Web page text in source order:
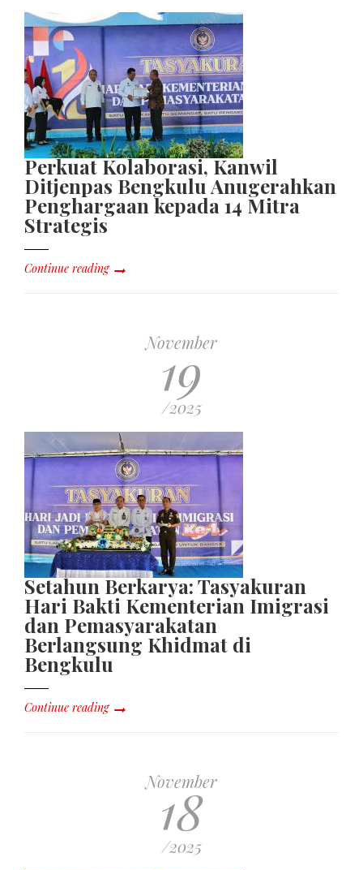
Perkuat Kolaborasi, Kanwil
Ditjenpas Bengkulu Anugerahkan
Penghargaan kepada 14 Mitra
Strategis
Continue reading
November
19
/2025
Setahun Berkarya: Tasyakuran
Hari Bakti Kementerian Imigrasi
dan Pemasyarakatan
Berlangsung Khidmat di
Bengkulu
Continue reading
November
18
/2025